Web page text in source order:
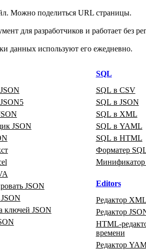
Можно поделиться URL страницы.
для разработчиков и работает без
данных используют его ежедневно.
JSON
JSON
ключей JSON
SQL
SQL в CSV
SQL в JSON
SQL в XML
SQL в YAML
SQL в HTML
Форматер
Минификатор
Editors
Редактор XML
Редактор
времени
Редактор